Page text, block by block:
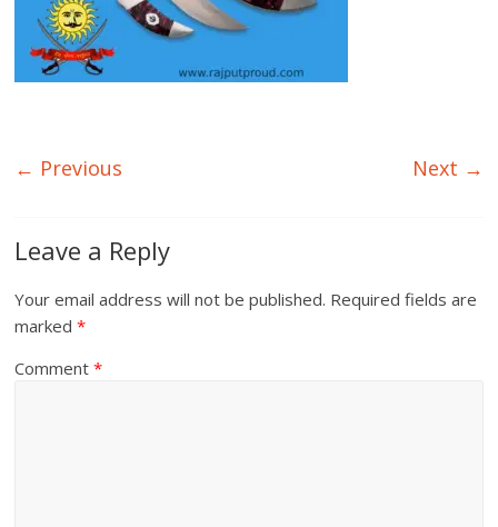
← Previous Next →
Leave a Reply
Your email address will not be published. Required fields are
marked*
Comment*